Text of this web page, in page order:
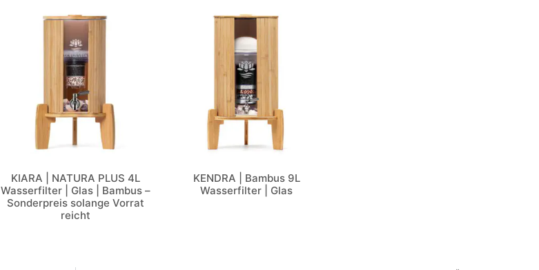
KIARA | NATURA PLUS 4L
Wasserfilter | Glas | Bambus –
Sonderpreis solange Vorrat
reicht
KENDRA | Bambus 9L
Wasserfilter | Glas